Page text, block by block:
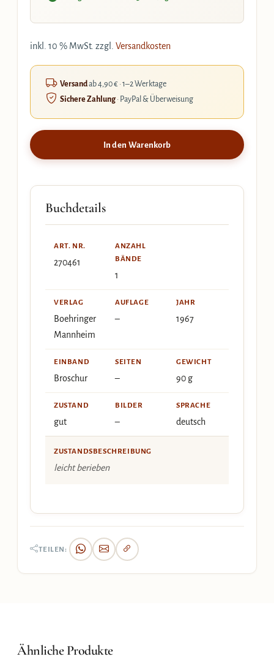
inkl. 10 % MwSt. zzgl. Versandkosten
Versandab 4,90 € · 1–2 Werktage
Sichere Zahlung· PayPal & Überweisung
In den Warenkorb
Buchdetails
ART. NR.
270461
ANZAHL
BÄNDE
1
VERLAG
Boehringer
Mannheim
AUFLAGE
–
JAHR
1967
EINBAND
Broschur
SEITEN
–
GEWICHT
90 g
ZUSTAND
gut
BILDER
–
SPRACHE
deutsch
ZUSTANDSBESCHREIBUNG
leicht berieben
TEILEN:
Ähnliche Produkte